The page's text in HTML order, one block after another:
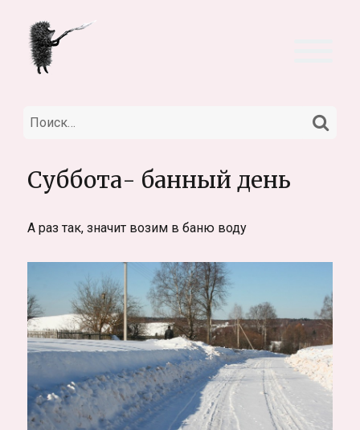
Искать:
Суббота- банный день
А раз так, значит возим в баню воду